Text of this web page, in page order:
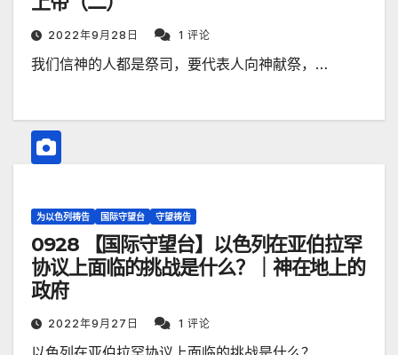
2022年9月28日 1 评论
我们信神的人都是祭司，要代表人向神献祭，…
为以色列祷告 国际守望台 守望祷告
0928 【国际守望台】以色列在亚伯拉罕
协议上面临的挑战是什么？｜神在地上的
政府
2022年9月27日 1 评论